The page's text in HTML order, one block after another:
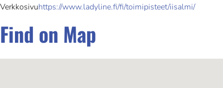
Verkkosivuhttps://www.ladyline.fi/fi/toimipisteet/iisalmi/
Find on Map